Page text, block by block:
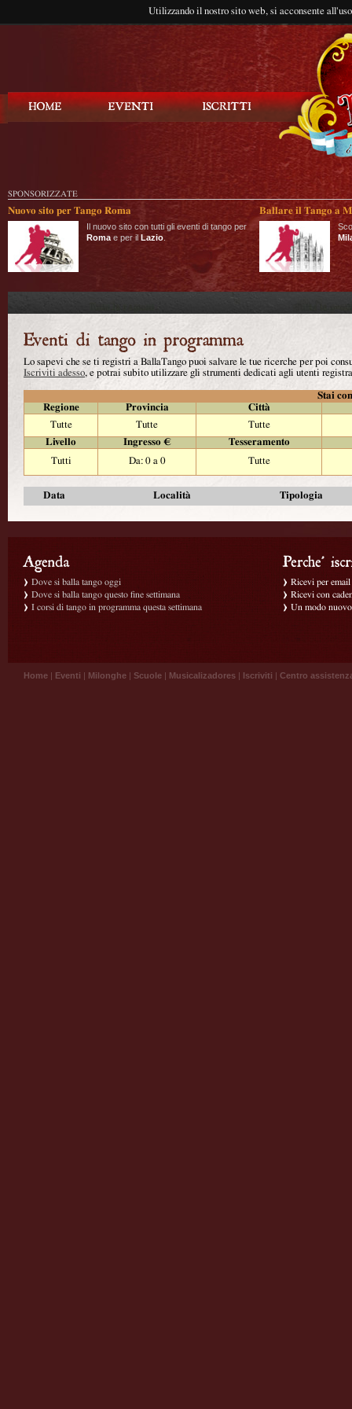
Utilizzando il nostro sito web, si acconsente
SPONSORIZZATE
Nuovo sito per Tango Roma
Il nuovo sito con tutti gli eventi di tango per
Roma e per il Lazio
Ballare il Tango a
Lo sapevi che se ti registri a BallaTango puoi salvare le tue ricerche per poi
Iscriviti adesso, e potrai subito utilizzare gli strumenti dedicati agli utenti
Stai
Regione
Provincia
Città
Tutte
Tutte
Tutte
Livello
Ingresso €
Tesseramento
Tutti
Da: 0 a 0 Tutte
Data Località Tipologia
Dove si balla tango oggi
Dove si balla tango questo fine settimana
I corsi di tango in programma questa settimana
Ricevi per
Ricevi con
Un modo
Home | Eventi | Milonghe | Scuole | Musicalizadores | Iscriviti | Centro